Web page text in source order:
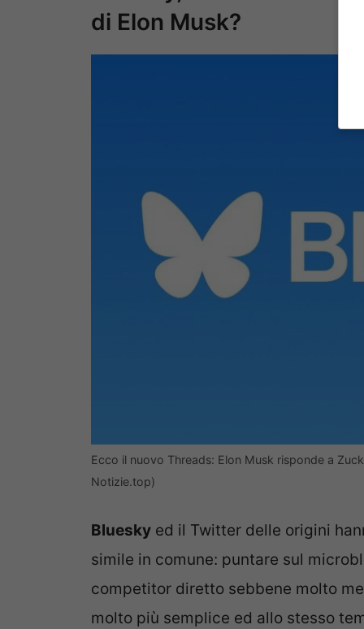
di Elon Musk?
Ecco il nuovo Threads: Elon Musk risponde a
Notizie.top)
Bluesky ed il Twitter delle origini
simile in comune: puntare sul
competitor diretto sebbene molto
molto più semplice ed allo stesso